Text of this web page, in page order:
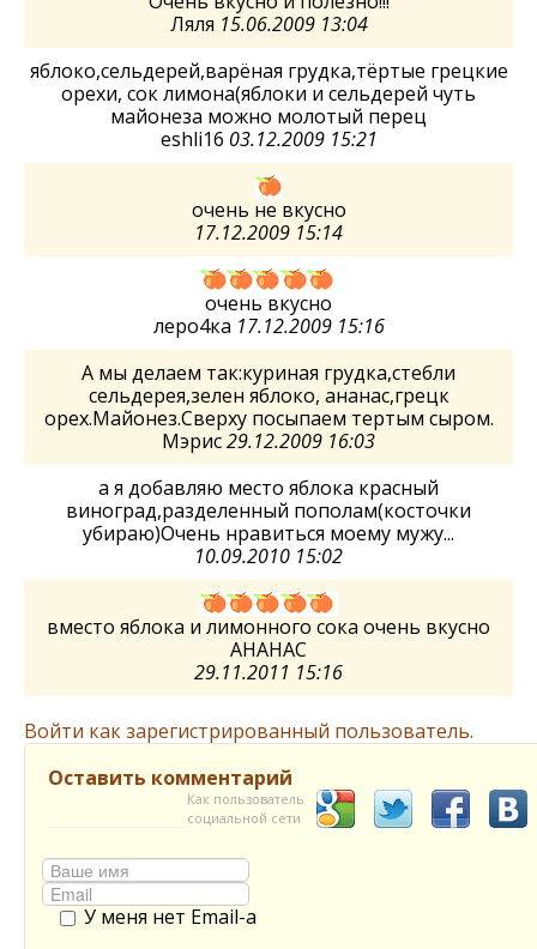
Ляля 15.06.2009 13:04
яблоко,сельдерей,варёная грудка,тёртые грецкие
орехи, сок лимона(яблоки и сельдерей чуть
майонеза можно молотый перец
eshli16 03.12.2009 15:21
очень не вкусно
17.12.2009 15:14
очень вкусно
леро4ка 17.12.2009 15:16
А мы делаем так:куриная грудка,стебли
сельдерея,зелен яблоко, ананас,грецк
орех.Майонез.Сверху посыпаем тертым сыром.
Мэрис29.12.2009 16:03
а я добавляю место яблока красный
виноград,разделенный пополам(косточки
убираю)Очень нравиться моему мужу...
10.09.2010 15:02
вместо яблока и лимонного сока очень вкусно
АНАНАС
29.11.2011 15:16
Войти как зарегистрированный пользователь.
Оставить комментарий
Как пользователь
социальной сети
У меня нет Email-а